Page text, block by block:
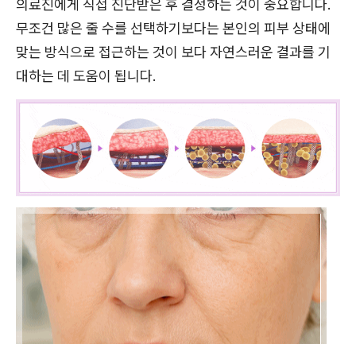
의료진에게 직접 진단받은 후 결정하는 것이 중요합니다.
무조건 많은 줄 수를 선택하기보다는 본인의 피부 상태에
맞는 방식으로 접근하는 것이 보다 자연스러운 결과를 기
대하는 데 도움이 됩니다.